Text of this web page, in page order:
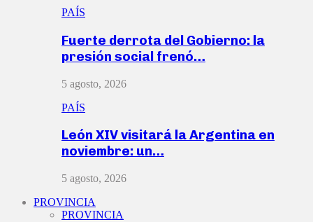
PAÍS
Fuerte derrota del Gobierno: la
presión social frenó…
5 agosto, 2026
PAÍS
León XIV visitará la Argentina en
noviembre: un…
5 agosto, 2026
PROVINCIA
PROVINCIA